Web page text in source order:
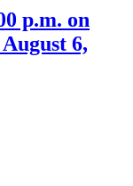
p.m. on
6,